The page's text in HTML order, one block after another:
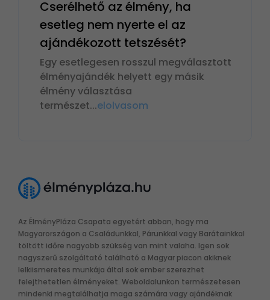
Cserélhető az élmény, ha
esetleg nem nyerte el az
ajándékozott tetszését?
Egy esetlegesen rosszul megválasztott
élményajándék helyett egy másik
élmény választása
természet...elolvasom
Az ÉlményPláza Csapata egyetért abban, hogy ma
Magyarországon a Családunkkal, Párunkkal vagy Barátainkkal
töltött időre nagyobb szükség van mint valaha. Igen sok
nagyszerű szolgáltató található a Magyar piacon akiknek
lelkiismeretes munkája által sok ember szerezhet
felejthetetlen élményeket. Weboldalunkon természetesen
mindenki megtalálhatja maga számára vagy ajándéknak